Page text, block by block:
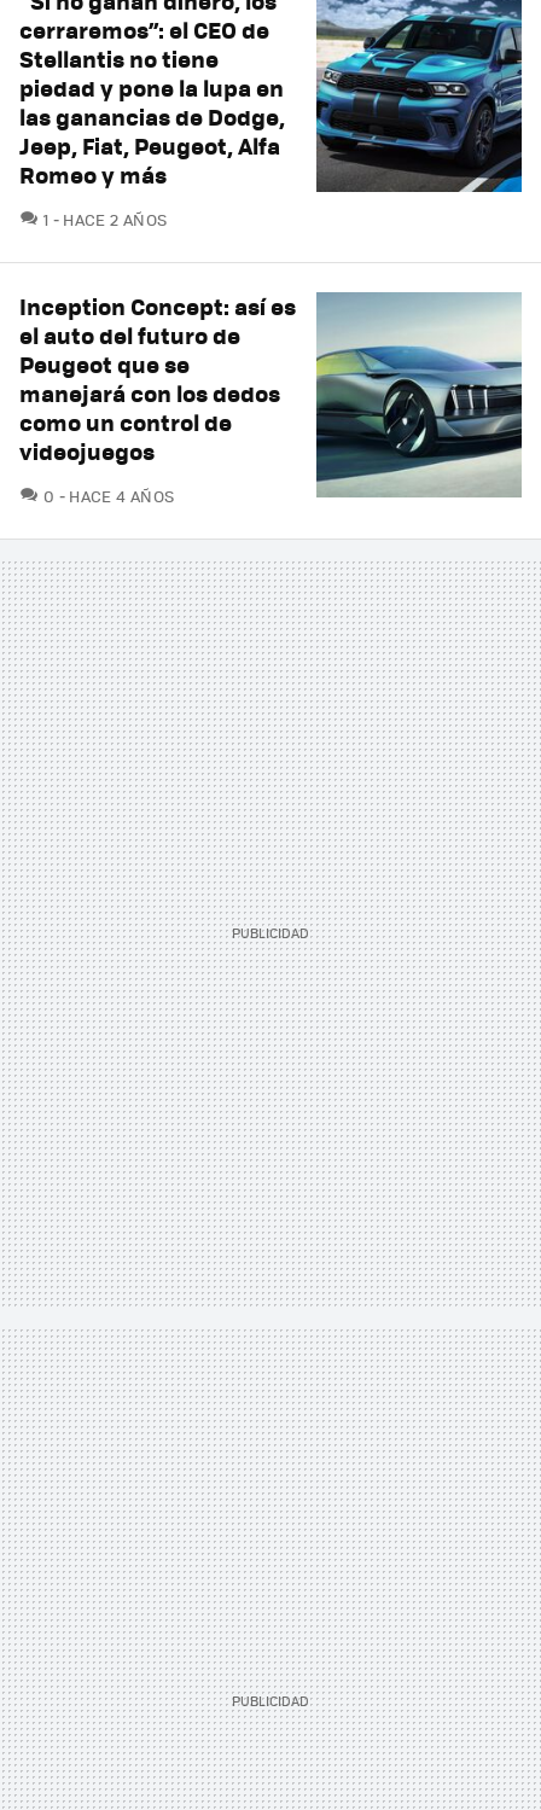
cerraremos”: el CEO de
Stellantis no tiene
piedad y pone la lupa en
las ganancias de Dodge,
Jeep, Fiat, Peugeot, Alfa
Romeo y más
1 COMENTARIOS
HACE 2 AÑOS
Inception Concept: así es
el auto del futuro de
Peugeot que se
manejará con los dedos
como un control de
videojuegos
0 COMENTARIOS
HACE 4 AÑOS